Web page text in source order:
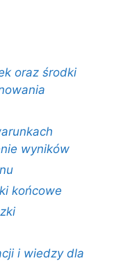
oraz środki
wyników
końcowe
i wiedzy dla